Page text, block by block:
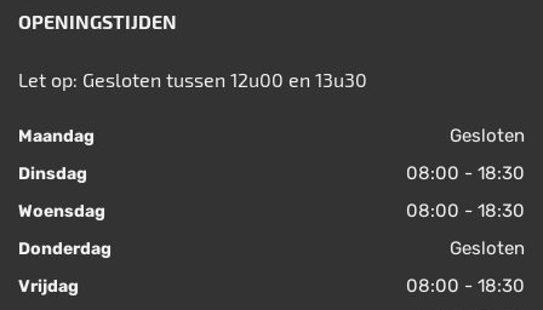
OPENINGSTIJDEN
Let op: Gesloten tussen 12u00 en 13u30
Maandag Gesloten
Dinsdag 08:00 - 18:30
Woensdag 08:00 - 18:30
Donderdag Gesloten
Vrijdag 08:00 - 18:30